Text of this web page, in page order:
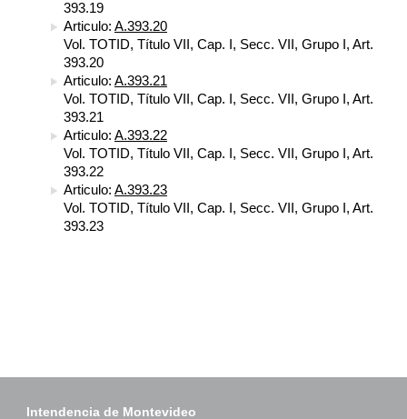
393.19
Articulo: A.393.20
Vol. TOTID, Título VII, Cap. I, Secc. VII, Grupo I, Art.
393.20
Articulo: A.393.21
Vol. TOTID, Título VII, Cap. I, Secc. VII, Grupo I, Art.
393.21
Articulo: A.393.22
Vol. TOTID, Título VII, Cap. I, Secc. VII, Grupo I, Art.
393.22
Articulo: A.393.23
Vol. TOTID, Título VII, Cap. I, Secc. VII, Grupo I, Art.
393.23
Intendencia de Montevideo